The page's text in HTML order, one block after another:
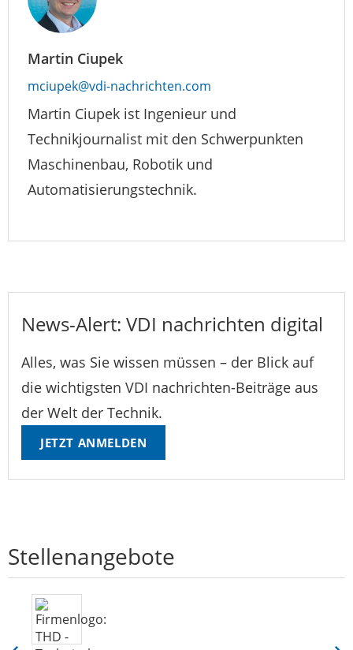
Martin Ciupek
mciupek@vdi-nachrichten.com
Martin Ciupek ist Ingenieur und
Technikjournalist mit den Schwerpunkten
Maschinenbau, Robotik und
Automatisierungstechnik.
News-Alert: VDI nachrichten digital
Alles, was Sie wissen müssen – der Blick auf
die wichtigsten VDI nachrichten-Beiträge aus
der Welt der Technik.
JETZT ANMELDEN
Stellenangebote